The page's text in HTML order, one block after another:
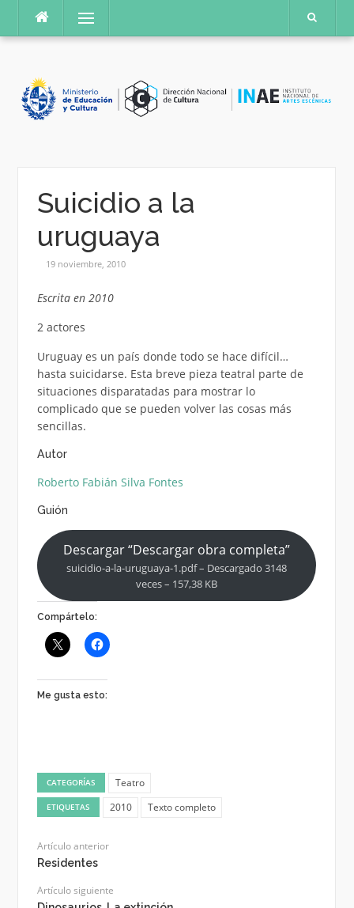
contenido
Menú
Suicidio a la
uruguaya
19 noviembre, 2010
Escrita en 2010
2 actores
Uruguay es un país donde todo se hace difícil…
hasta suicidarse. Esta breve pieza teatral parte de
situaciones disparatadas para mostrar lo
complicado que se pueden volver las cosas más
sencillas.
Autor
Roberto Fabián Silva Fontes
Guión
Descargar “Descargar obra completa”
suicidio-a-la-uruguaya-1.pdf – Descargado 3148
veces – 157,38 KB
Compártelo:
Me gusta esto:
CATEGORÍAS Teatro
ETIQUETAS 2010 Texto completo
Artículo anterior
Residentes
Artículo siguiente